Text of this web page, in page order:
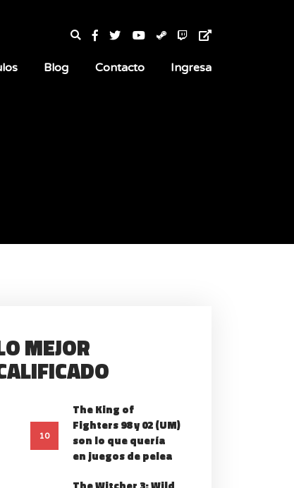
Blog Contacto Ingresa
4: A THIEF
END NO ES EL
IDEAL DE LA
FRANQUICIA
MEJOR
10
The King of
Fighters 98 y 02 (UM)
son lo que quería
en juegos de pelea